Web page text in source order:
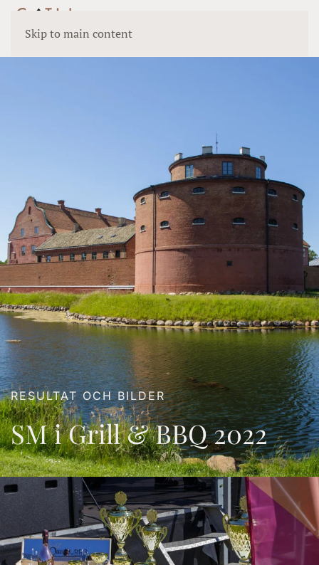
Skip to main content
RESULTAT OCH BILDER
SM i Grill & BBQ 2022